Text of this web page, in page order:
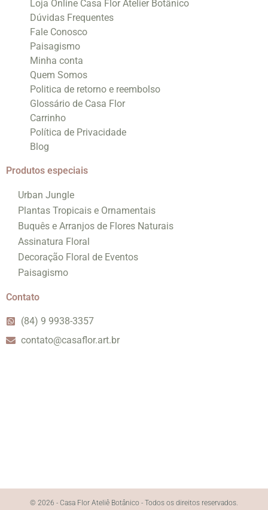
Loja Online Casa Flor Atelier Botânico
Dúvidas Frequentes
Fale Conosco
Paisagismo
Minha conta
Quem Somos
Politica de retorno e reembolso
Glossário de Casa Flor
Carrinho
Política de Privacidade
Blog
Produtos especiais
Urban Jungle
Plantas Tropicais e Ornamentais
Buquês e Arranjos de Flores Naturais
Assinatura Floral
Decoração Floral de Eventos
Paisagismo
Contato
(84) 9 9938-3357
contato@casaflor.art.br
© 2026 - Casa Flor Ateliê Botânico - Todos os direitos reservados.